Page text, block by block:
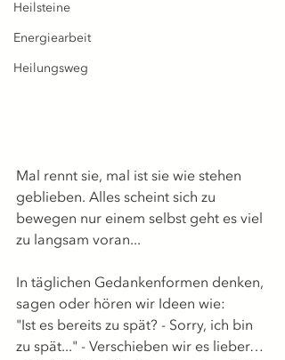
Heilsteine
Energiearbeit
Heilungsweg
Mal rennt sie, mal ist sie wie stehen
geblieben. Alles scheint sich zu
bewegen nur einem selbst geht es viel
zu langsam voran...
In täglichen Gedankenformen denken,
sagen oder hören wir Ideen wie:
"Ist es bereits zu spät? - Sorry, ich bin
zu spät..." - Verschieben wir es lieber…